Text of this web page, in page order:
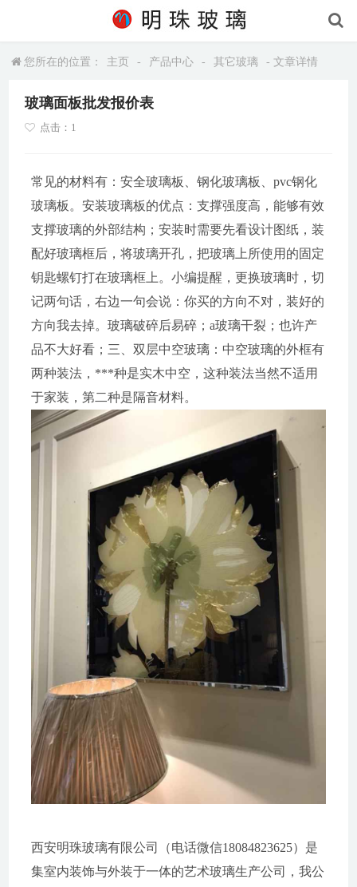
您所在的位置： 主页 - 产品中心 - 其它玻璃 - 文章详情
玻璃面板批发报价表
点击：1
常见的材料有：安全玻璃板、钢化玻璃板、pvc钢化
玻璃板。安装玻璃板的优点：支撑强度高，能够有效
支撑玻璃的外部结构；安装时需要先看设计图纸，装
配好玻璃框后，将玻璃开孔，把玻璃上所使用的固定
钥匙螺钉打在玻璃框上。小编提醒，更换玻璃时，切
记两句话，右边一句会说：你买的方向不对，装好的
方向我去掉。玻璃破碎后易碎；a玻璃干裂；也许产
品不大好看；三、双层中空玻璃：中空玻璃的外框有
两种装法，***种是实木中空，这种装法当然不适用
于家装，第二种是隔音材料。
西安明珠玻璃有限公司（电话微信18084823625）是
集室内装饰与外装于一体的艺术玻璃生产公司，我公